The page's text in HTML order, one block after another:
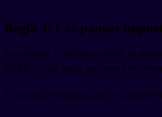
Regla 4: Las pausas
Los números de teléfono en inglés se
XXXX, así que harías una pausa breve
Si incluyes el código de país (+1 para